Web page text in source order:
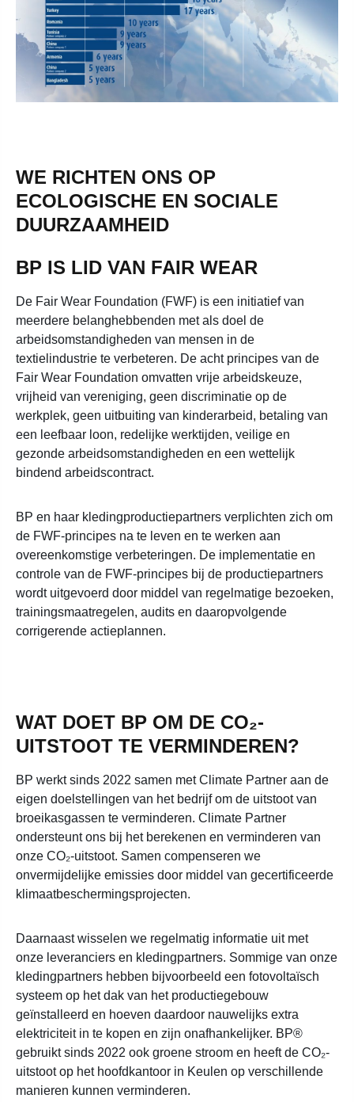
WE RICHTEN ONS OP
ECOLOGISCHE EN SOCIALE
DUURZAAMHEID
BP IS LID VAN FAIR WEAR
De Fair Wear Foundation (FWF) is een initiatief van
meerdere belanghebbenden met als doel de
arbeidsomstandigheden van mensen in de
textielindustrie te verbeteren. De acht principes van de
Fair Wear Foundation omvatten vrije arbeidskeuze,
vrijheid van vereniging, geen discriminatie op de
werkplek, geen uitbuiting van kinderarbeid, betaling van
een leefbaar loon, redelijke werktijden, veilige en
gezonde arbeidsomstandigheden en een wettelijk
bindend arbeidscontract.
BP en haar kledingproductiepartners verplichten zich om
de FWF-principes na te leven en te werken aan
overeenkomstige verbeteringen. De implementatie en
controle van de FWF-principes bij de productiepartners
wordt uitgevoerd door middel van regelmatige bezoeken,
trainingsmaatregelen, audits en daaropvolgende
corrigerende actieplannen.
WAT DOET BP OM DE CO₂-
UITSTOOT TE VERMINDEREN?
BP werkt sinds 2022 samen met Climate Partner aan de
eigen doelstellingen van het bedrijf om de uitstoot van
broeikasgassen te verminderen. Climate Partner
ondersteunt ons bij het berekenen en verminderen van
onze CO₂-uitstoot. Samen compenseren we
onvermijdelijke emissies door middel van gecertificeerde
klimaatbeschermingsprojecten.
Daarnaast wisselen we regelmatig informatie uit met
onze leveranciers en kledingpartners. Sommige van onze
kledingpartners hebben bijvoorbeeld een fotovoltaïsch
systeem op het dak van het productiegebouw
geïnstalleerd en hoeven daardoor nauwelijks extra
elektriciteit in te kopen en zijn onafhankelijker. BP®
gebruikt sinds 2022 ook groene stroom en heeft de CO₂-
uitstoot op het hoofdkantoor in Keulen op verschillende
manieren kunnen verminderen.